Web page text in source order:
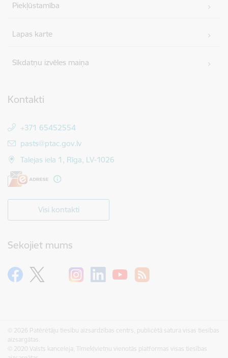
Piekļūstamība
Lapas karte
Sīkdatņu izvēles maiņa
Kontakti
+371 65452554
E-pasts:
pasts@ptac.gov.lv
Talejas iela 1, Rīga, LV-1026
Visi kontakti
Sekojiet mums
© 2026 Patērētāju tiesību aizsardzības centrs, publicētā satura visas tiesības
aizsargātas.
© 2020 Valsts kanceleja, Tīmekļvietņu vienotās platformas visas tiesības